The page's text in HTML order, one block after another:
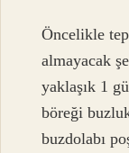
Öncelikle
almayacak
yaklaşık 1
böreği
buzdolabı